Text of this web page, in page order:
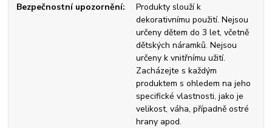
Bezpečnostní upozornění
Produkty slouží k
dekorativnímu použití. Nejsou
určeny dětem do 3 let, včetně
dětských náramků. Nejsou
určeny k vnitřnímu užití.
Zacházejte s každým
produktem s ohledem na jeho
specifické vlastnosti, jako je
velikost, váha, případně ostré
hrany apod.